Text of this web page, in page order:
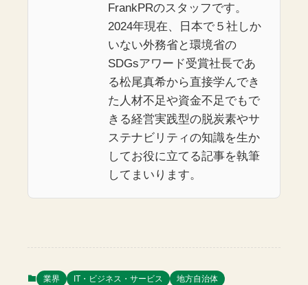
FrankPRのスタッフです。
2024年現在、日本で５社しか
いない外務省と環境省の
SDGsアワード受賞社長であ
る松尾真希から直接学んでき
た人材不足や資金不足でもで
きる経営実践型の脱炭素やサ
ステナビリティの知識を生か
してお役に立てる記事を執筆
してまいります。
業界 IT・ビジネス・サービス
地方自治体